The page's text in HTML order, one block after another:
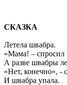
СКАЗКА
Летела швабра.
«Мама! – спросил
А разве швабры
«Нет, конечно», -
И швабра упала.